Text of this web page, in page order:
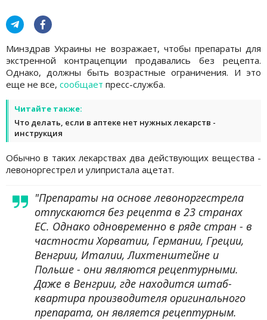
Минздрав Украины не возражает, чтобы препараты для
экстренной контрацепции продавались без рецепта.
Однако, должны быть возрастные ограничения. И это
еще не все, сообщает пресс-служба.
Читайте также:
Что делать, если в аптеке нет нужных лекарств -
инструкция
Обычно в таких лекарствах два действующих вещества -
левоноргестрел и улипристала ацетат.
"Препараты на основе левоноргестрела
отпускаются без рецепта в 23 странах
ЕС. Однако одновременно в ряде стран - в
частности Хорватии, Германии, Греции,
Венгрии, Италии, Лихтенштейне и
Польше - они являются рецептурными.
Даже в Венгрии, где находится штаб-
квартира производителя оригинального
препарата, он является рецептурным.